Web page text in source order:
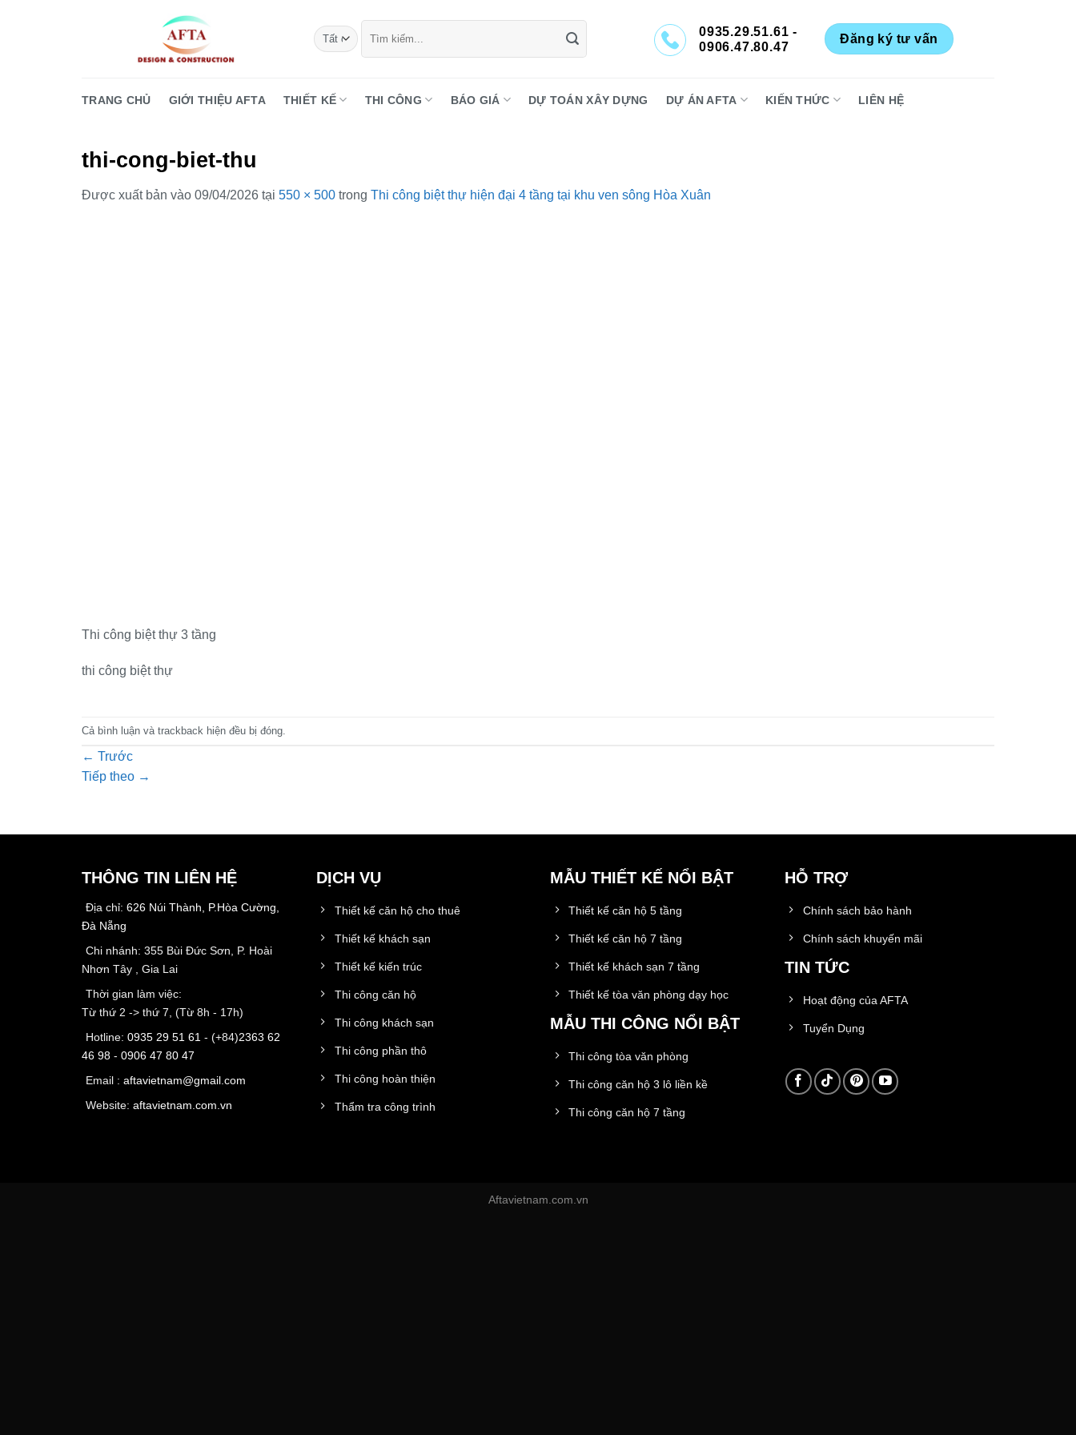
kiếm:
0935.29.51.61 -
0906.47.80.47
Đăng ký tư vấn
TRANG CHỦ GIỚI THIỆU AFTA THIẾT KẾ THI CÔNG BÁO GIÁ DỰ TOÁN XÂY DỰNG DỰ ÁN AFTA KIẾN THỨC LIÊN HỆ
thi-cong-biet-thu
Được xuất bản vào 09/04/2026 tại 550 × 500 trong Thi công biệt thự hiện đại 4 tầng tại khu ven sông Hòa Xuân
Thi công biệt thự 3 tầng
thi công biệt thự
Cả bình luận và trackback hiện đều bị đóng.
← Trước
Tiếp theo →
THÔNG TIN LIÊN HỆ
Địa chỉ: 626 Núi Thành, P.Hòa Cường,
Đà Nẵng
Chi nhánh: 355 Bùi Đức Sơn, P. Hoài
Nhơn Tây , Gia Lai
Thời gian làm việc:
Từ thứ 2 -> thứ 7, (Từ 8h - 17h)
Hotline: 0935 29 51 61 - (+84)2363 62
46 98 - 0906 47 80 47
Email : aftavietnam@gmail.com
Website: aftavietnam.com.vn
DỊCH VỤ
Thiết kế căn hộ cho thuê
Thiết kế khách sạn
Thiết kế kiến trúc
Thi công căn hộ
Thi công khách sạn
Thi công phần thô
Thi công hoàn thiện
Thẩm tra công trình
MẪU THIẾT KẾ NỔI BẬT
Thiết kế căn hộ 5 tầng
Thiết kế căn hộ 7 tầng
Thiết kế khách sạn 7 tầng
Thiết kế tòa văn phòng dạy học
MẪU THI CÔNG NỔI BẬT
Thi công tòa văn phòng
Thi công căn hộ 3 lô liền kề
Thi công căn hộ 7 tầng
HỖ TRỢ
Chính sách bảo hành
Chính sách khuyến mãi
TIN TỨC
Hoạt động của AFTA
Tuyển Dụng
Aftavietnam.com.vn